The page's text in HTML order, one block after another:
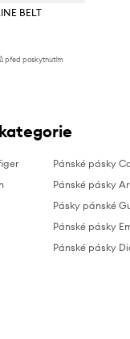
BELT
před poskytnutím
Pánské pásky
Pánské pásky
Pásky pánské
Pánské pásky
Pánské pásky